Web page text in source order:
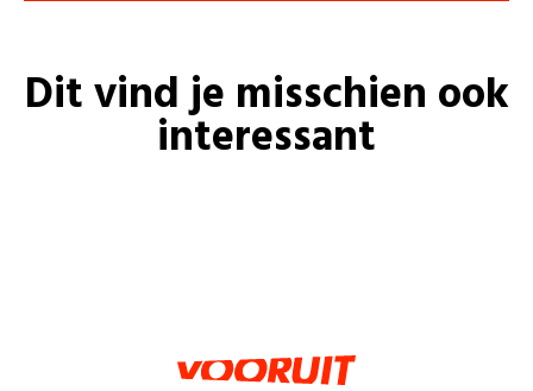
Dit vind je misschien ook
interessant